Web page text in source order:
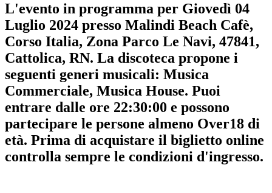
L'evento in programma per Giovedì 04
Luglio 2024 presso Malindi Beach Cafè,
Corso Italia, Zona Parco Le Navi, 47841,
Cattolica, RN. La discoteca propone i
seguenti generi musicali: Musica
Commerciale, Musica House. Puoi
entrare dalle ore 22:30:00 e possono
partecipare le persone almeno Over18 di
età. Prima di acquistare il biglietto online
controlla sempre le condizioni d'ingresso.